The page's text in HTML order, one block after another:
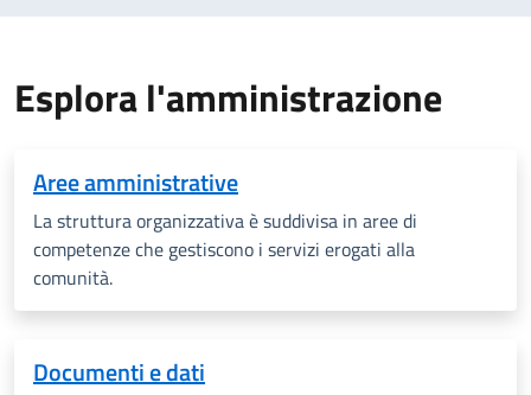
Esplora l'amministrazione
Aree amministrative
La struttura organizzativa è suddivisa in aree di
competenze che gestiscono i servizi erogati alla
comunità.
Documenti e dati